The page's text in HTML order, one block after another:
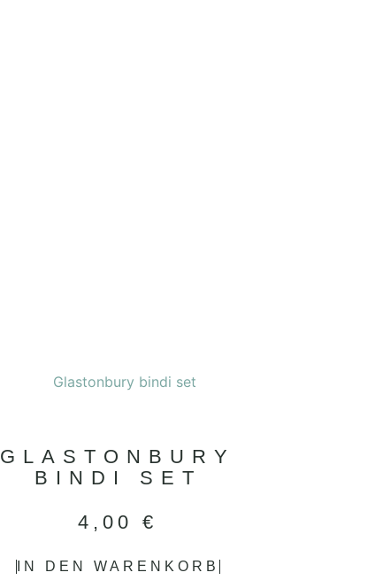
GLASTONBURY
BINDI SET
4,00€
IN DEN WARENKORB